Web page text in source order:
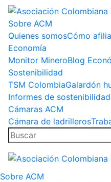
Sobre ACM
Quienes somosCómo
Economía
Monitor MineroBlog
Sostenibilidad
TSM ColombiaGalardón
Informes de sostenibilidad
Cámaras ACM
Cámara de ladrilleros
Sobre ACM